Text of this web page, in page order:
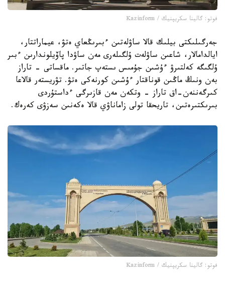
فوتو: گالينا سكريپنيك / Kazinform
جەرگىلىكتى بيلىك قالا ساۋلەتىن ءبىرىڭعاي ەتۋ، عيماراتتار،
ايالدامالار، شاعىن ساۋلەت ۇلگىلەرى مەن ساۋدا پاۆيلوندارىن ءبىر
ۇلگىگە كەلتىرۋ ءۇشىن جۇمىس ىستەپ جاتىر. ماقساتى - تاراز
بەن ونىڭ ماڭىن قوناقتار ءۇشىن كورنەكى ەتۋ. تۋريستەر قالاعا
كىرگەننەن-اق تاراز - وتكەن مەن قازىرگى ءداستۇردى
بىرىكتىرەتىن، تاريحقا تولى زاماناۋي قالا ەكەنىن سەزۋى كەرەك.
فوتو: گالينا سكريپنيك / Kazinform